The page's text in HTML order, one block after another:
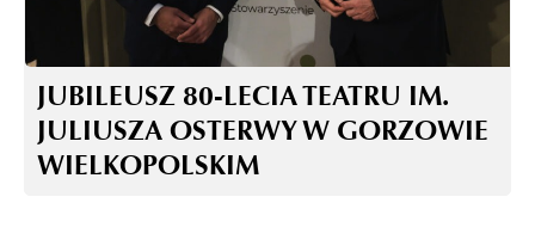
JUBILEUSZ 80-LECIA TEATRU IM.
JULIUSZA OSTERWY W GORZOWIE
WIELKOPOLSKIM